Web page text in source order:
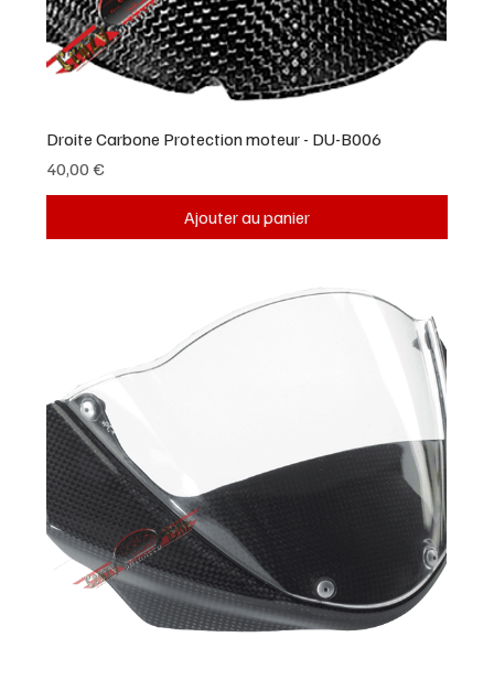
Droite Carbone Protection moteur - DU-B006
Prix
40,00 €
Ajouter au panier